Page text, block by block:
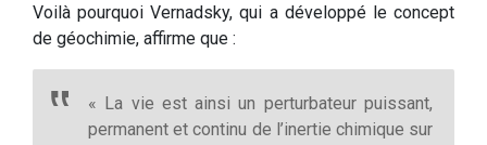
Voilà pourquoi Vernadsky, qui a développé le concept
de géochimie, affirme que :
« La vie est ainsi un perturbateur puissant,
permanent et continu de l’inertie chimique sur